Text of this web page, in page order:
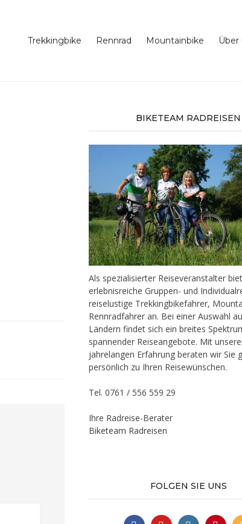
Trekkingbike Rennrad Mountainbike Über
BIKETEAM RADREISEN
Als spezialisierter Reiseveranstalter
erlebnisreiche Gruppen- und
reiselustige Trekkingbikefahrer,
Rennradfahrer an. Bei einer Auswahl
Ländern findet sich ein breites
spannender Reiseangebote. Mit
jahrelangen Erfahrung beraten wir Sie
persönlich zu Ihren Reisewünschen.
Tel. 0761 / 556 559 29
Ihre Radreise-Berater
Biketeam Radreisen
FOLGEN SIE UNS